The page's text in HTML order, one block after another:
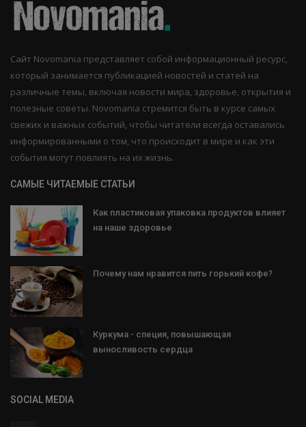
Сайт Novomania представляет собой информационный ресурс,
который занимается публикацией новостей и статей на
различные темы, включая новости мира, здоровье, открытия и
полезные советы. Novomania стремится быть в курсе самых
свежих и важных событий, чтобы читатели всегда оставались
информированными о том, что происходит в мире и как эти
события могут повлиять на их жизнь.
САМЫЕ ЧИТАЕМЫЕ СТАТЬИ
Как пластиковая упаковка продуктов влияет
на наше здоровье
Почему нам нравится пить горький кофе?
Куркума - специя, повышающая
выносливость сердца
SOCIAL MEDIA